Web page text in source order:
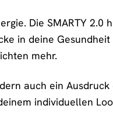
Die SMARTY
in deine
mehr.
auch ein
individuellen